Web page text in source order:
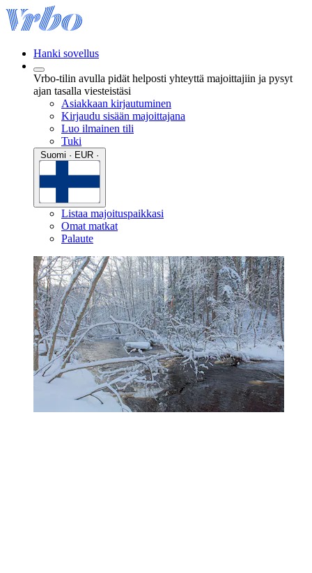
Hanki sovellus
Vrbo-tilin avulla pidät helposti yhteyttä majoittajiin ja pysyt
ajan tasalla viesteistäsi
Asiakkaan kirjautuminen
Kirjaudu sisään majoittajana
Luo ilmainen tili
Tuki
Listaa majoituspaikkasi
Omat matkat
Palaute